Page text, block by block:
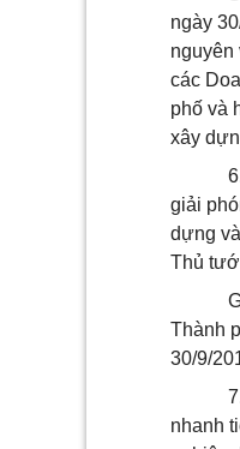
ngày
nguyên
các
phố và
xây
giải
dựng
Thủ
Thành
30/9/
nhanh